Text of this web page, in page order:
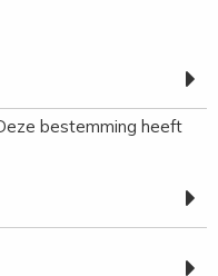
bestemming heeft